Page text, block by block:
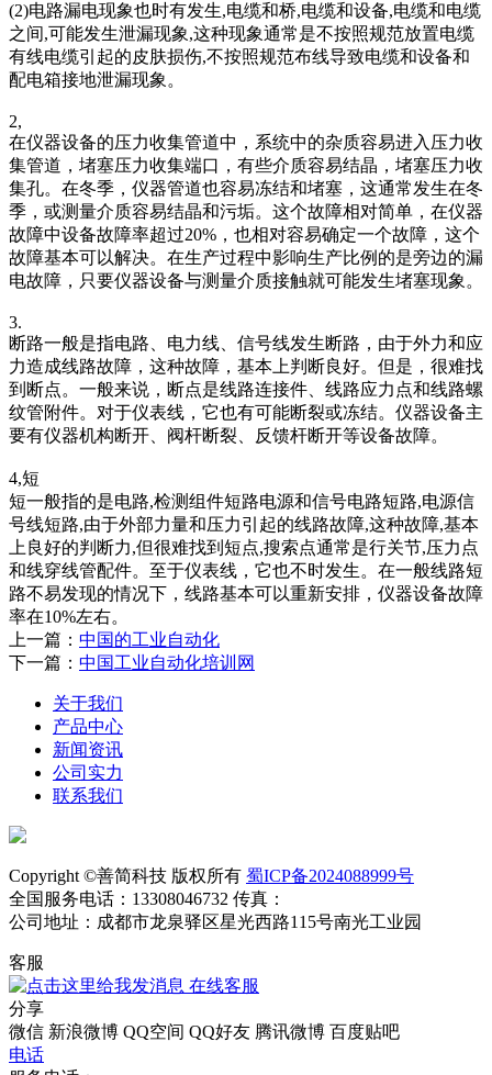
(2)电路漏电现象也时有发生,电缆和桥,电缆和设备,电缆和电缆
之间,可能发生泄漏现象,这种现象通常是不按照规范放置电缆
有线电缆引起的皮肤损伤,不按照规范布线导致电缆和设备和
配电箱接地泄漏现象。
2,
在仪器设备的压力收集管道中，系统中的杂质容易进入压力收
集管道，堵塞压力收集端口，有些介质容易结晶，堵塞压力收
集孔。在冬季，仪器管道也容易冻结和堵塞，这通常发生在冬
季，或测量介质容易结晶和污垢。这个故障相对简单，在仪器
故障中设备故障率超过20%，也相对容易确定一个故障，这个
故障基本可以解决。在生产过程中影响生产比例的是旁边的漏
电故障，只要仪器设备与测量介质接触就可能发生堵塞现象。
3.
断路一般是指电路、电力线、信号线发生断路，由于外力和应
力造成线路故障，这种故障，基本上判断良好。但是，很难找
到断点。一般来说，断点是线路连接件、线路应力点和线路螺
纹管附件。对于仪表线，它也有可能断裂或冻结。仪器设备主
要有仪器机构断开、阀杆断裂、反馈杆断开等设备故障。
4,短
短一般指的是电路,检测组件短路电源和信号电路短路,电源信
号线短路,由于外部力量和压力引起的线路故障,这种故障,基本
上良好的判断力,但很难找到短点,搜索点通常是行关节,压力点
和线穿线管配件。至于仪表线，它也不时发生。在一般线路短
路不易发现的情况下，线路基本可以重新安排，仪器设备故障
率在10%左右。
上一篇： 中国的工业自动化
下一篇： 中国工业自动化培训网
关于我们
产品中心
新闻资讯
公司实力
联系我们
Copyright ©善简科技 版权所有 蜀ICP备2024088999号
全国服务电话：13308046732 传真：
公司地址：成都市龙泉驿区星光西路115号南光工业园
客服
在线客服
分享
微信 新浪微博 QQ空间 QQ好友 腾讯微博 百度贴吧
电话